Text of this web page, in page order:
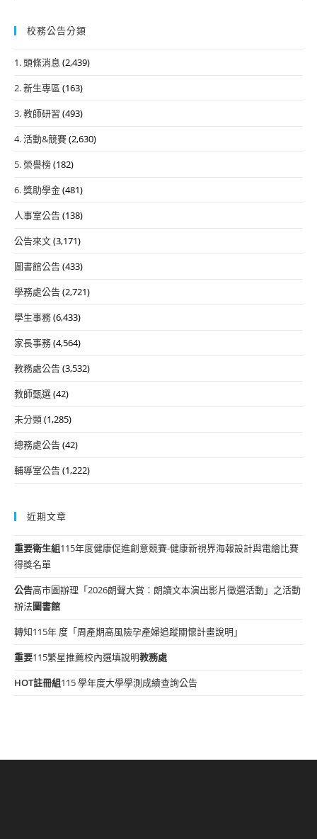
校務公告分類
1. 頭條消息 (2,439)
2. 新生專區 (163)
3. 教師研習 (493)
4. 活動&競賽(2,630)
5. 榮譽榜(182)
6. 獎助學金(481)
人事室公告(138)
公告來文(3,171)
圖書館公告(433)
學務處公告(2,721)
學生事務(6,433)
家長事務(4,564)
教務處公告(3,532)
教師甄選(42)
未分類(1,285)
總務處公告(42)
輔導室公告(1,222)
近期文章
重要衛生組115年度健康促進創意競賽-健康新視界海報設計與電繪比賽
得獎名單
公告高市圖辦理「2026朗聲大賞：朗讀文本演出影片徵選活動」之活動
辦法圖書館
轉知115年 度「周產期高風險孕產婦追蹤關懷計畫說明」
重要115繁星推薦校內選填說明教務處
HOT註冊組115 學年度大學學測成績查詢公告